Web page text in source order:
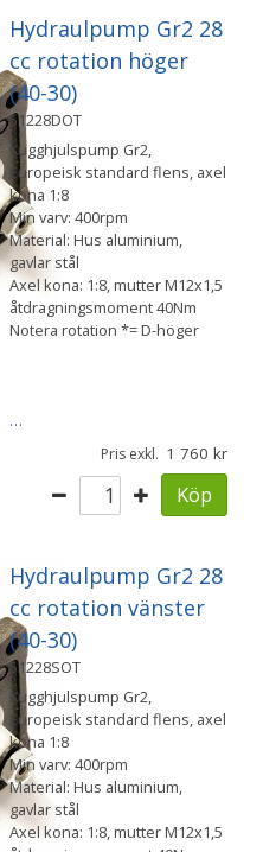
Hydraulpump Gr2 28
cc rotation höger
(40-30)
51228DOT
Kugghjulspump Gr2,
Europeisk standard flens, axel
kona 1:8
Min varv: 400rpm
Material: Hus aluminium,
gavlar stål
Axel kona: 1:8, mutter M12x1,5
åtdragningsmoment 40Nm
Notera rotation *= D-höger
…
Pris exkl. 1 760
Köp
Hydraulpump Gr2 28
cc rotation vänster
(40-30)
51228SOT
Kugghjulspump Gr2,
Europeisk standard flens, axel
kona 1:8
Min varv: 400rpm
Material: Hus aluminium,
gavlar stål
Axel kona: 1:8, mutter M12x1,5